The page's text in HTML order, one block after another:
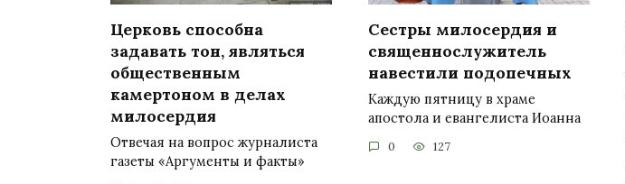
Церковь способна
задавать тон, являться
общественным
камертоном в делах
милосердия
Отвечая на вопрос журналиста
газеты «Аргументы и факты»
Сестры милосердия и
священнослужитель
навестили подопечных
Каждую пятницу в храме
апостола и евангелиста Иоанна
0 127